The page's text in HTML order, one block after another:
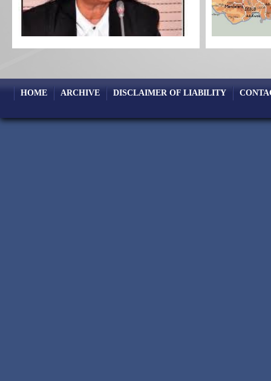
HOME ARCHIVE DISCLAIMER OF LIABILITY